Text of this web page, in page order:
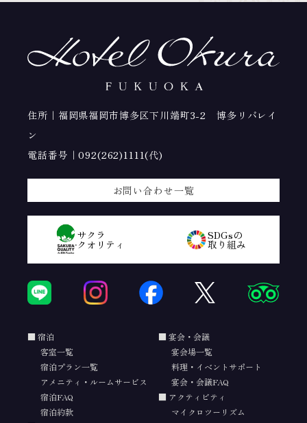
住所｜福岡県福岡市博多区下川端町3-2 博多リバレイ
ン
電話番号｜092(262)1111(代)
お問い合わせ一覧
サクラ
クオリティ
SDGsの
取り組み
宿泊
客室一覧
宿泊プラン一覧
アメニティ・ルームサービス
宿泊FAQ
宿泊約款
宴会・会議
宴会場一覧
料理・イベントサポート
宴会・会議FAQ
アクティビティ
マイクロツーリズム